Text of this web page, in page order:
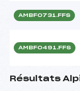
AMBF0731.FFS
AMBF0491.FFS
Résultats